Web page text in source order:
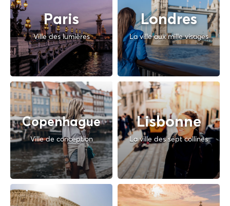
Paris
Ville des lumières
Londres
La ville aux mille visages
Copenhague
Ville de conception
Lisbonne
La ville des sept collines